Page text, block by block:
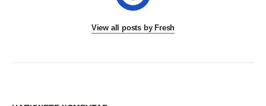
View all posts by Fresh